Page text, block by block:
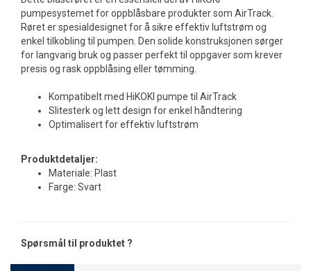
pumpesystemet for oppblåsbare produkter som AirTrack.
Røret er spesialdesignet for å sikre effektiv luftstrøm og
enkel tilkobling til pumpen. Den solide konstruksjonen sørger
for langvarig bruk og passer perfekt til oppgaver som krever
presis og rask oppblåsing eller tømming.
Kompatibelt med HiKOKI pumpe til AirTrack
Slitesterk og lett design for enkel håndtering
Optimalisert for effektiv luftstrøm
Produktdetaljer:
Materiale: Plast
Farge: Svart
Spørsmål til produktet ?